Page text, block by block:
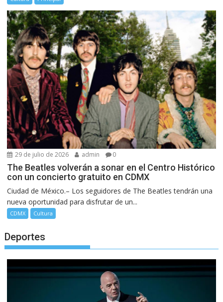
29 de julio de 2026 admin 0
The Beatles volverán a sonar en el Centro Histórico
con un concierto gratuito en CDMX
Ciudad de México.– Los seguidores de The Beatles tendrán una
nueva oportunidad para disfrutar de un...
CDMX Cultura
Deportes